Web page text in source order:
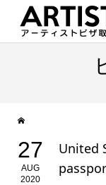
27
AUG
2020
United